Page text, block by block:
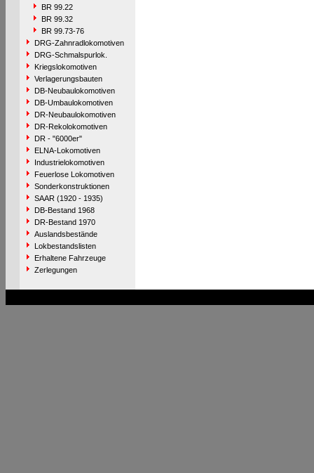
BR 99.22
BR 99.32
BR 99.73-76
DRG-Zahnradlokomotiven
DRG-Schmalspurlok.
Kriegslokomotiven
Verlagerungsbauten
DB-Neubaulokomotiven
DB-Umbaulokomotiven
DR-Neubaulokomotiven
DR-Rekolokomotiven
DR - "6000er"
ELNA-Lokomotiven
Industrielokomotiven
Feuerlose Lokomotiven
Sonderkonstruktionen
SAAR (1920 - 1935)
DB-Bestand 1968
DR-Bestand 1970
Auslandsbestände
Lokbestandslisten
Erhaltene Fahrzeuge
Zerlegungen